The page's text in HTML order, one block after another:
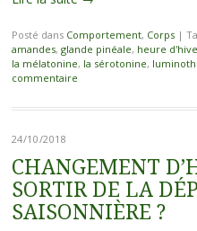
Posté dans Comportement, Corps |
amandes, glande pinéale, heure
la mélatonine, la sérotonine,
commentaire
24/10/2018
CHANGEMENT
SORTIR DE LA
SAISONNIÈRE ?